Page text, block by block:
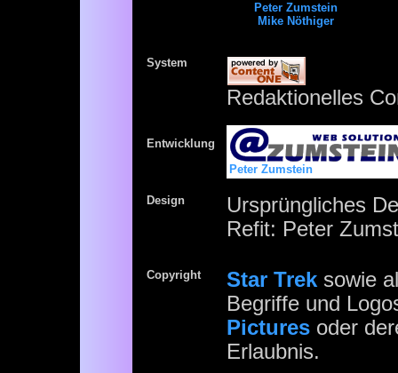
Peter Zumstein
Mike Nöthiger
System
Redaktionelles
Entwicklung
Peter Zumstein
Design
Ursprüngliches
Refit: Peter
Copyright Star Trek sowie
Begriffe und
Pictures oder
Erlaubnis.